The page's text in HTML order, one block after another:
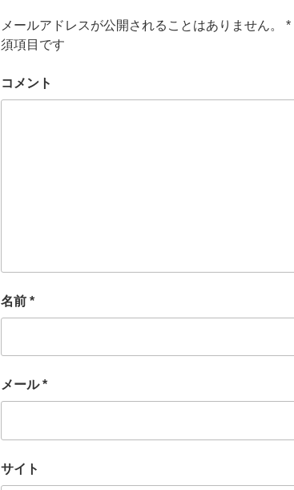
メールアドレスが公開されることはありません。 *
須項目です
コメント
名前 *
メール*
サイト